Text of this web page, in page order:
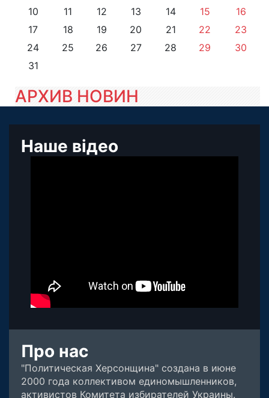
10
11 12 13 14 15
16
17
18 19 20 21 22
23
24
25 26 27 28 29
30
31
АРХИВ НОВИН
Наше відео
Про нас
"Политическая Херсонщина" создана в июне
2000 года коллективом единомышленников,
активистов Комитета избирателей Украины.